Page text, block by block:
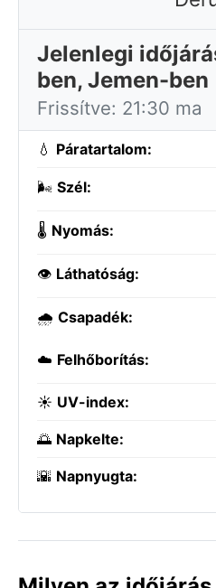
Jelenlegi
ben, Jemen-ben
Frissítve: 21:30 ma
💧 Páratartalom:
🌬️ Szél:
🌡️ Nyomás:
👁️ Láthatóság:
🌧️ Csapadék:
☁️ Felhőborítás:
☀️ UV-index:
🌅 Napkelte:
🌇 Napnyugta: